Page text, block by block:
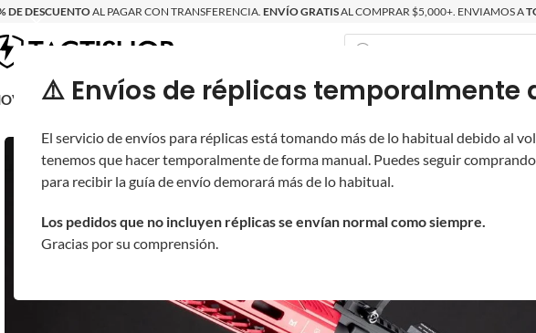
⚠️ Envíos de réplicas temporalmente
El servicio de envíos para réplicas está tomando más de lo habitual debido al
tenemos que hacer temporalmente de forma manual. Puedes seguir
para recibir la guía de envío demorará más de lo habitual.
Los pedidos que no incluyen réplicas se envían normal como siempre.
Gracias por su comprensión.
DE DESCUENTOAL PAGAR CON TRANSFERENCIA. ENVÍO GRATISAL COMPRAR $5,000+. ENVIAMOS A
RÉPLICASPARTES Y ACCESORIOSEQUIPOPRODUCTOS NUEVOS